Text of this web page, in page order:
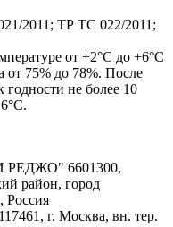
2011; ТР ТС 022/2011;
от +2°С до +6°С
от 75% до 78%. После
годности не более 10
6601300,
район, город
Россия
г. Москва, вн. тер.